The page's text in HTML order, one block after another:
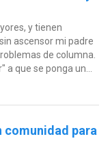
y tienen
ascensor mi padre
de columna.
a que se ponga un...
comunidad para